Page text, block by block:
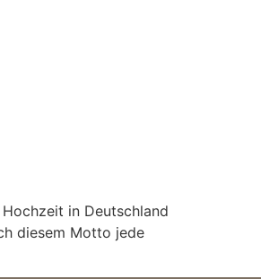
in Deutschland
diesem Motto jede